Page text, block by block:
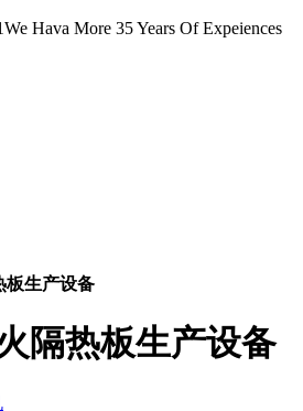
We Hava More 35 Years Of Expeiences
板生产设备
隔热板生产设备